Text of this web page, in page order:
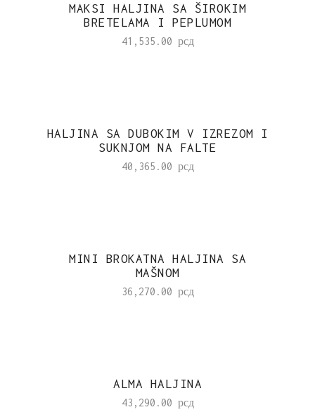
MAKSI HALJINA SA ŠIROKIM
BRETELAMA I PEPLUMOM
41,535.00 рсд
HALJINA SA DUBOKIM V IZREZOM I
SUKNJOM NA FALTE
40,365.00 рсд
MINI BROKATNA HALJINA SA
MAŠNOM
36,270.00 рсд
ALMA HALJINA
43,290.00 рсд